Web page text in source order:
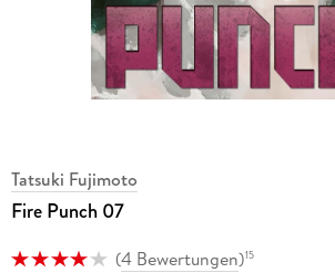
Tatsuki Fujimoto
Fire Punch 07
(4 Bewertungen)15